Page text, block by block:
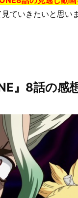
ていきたいと思い
』8話の感